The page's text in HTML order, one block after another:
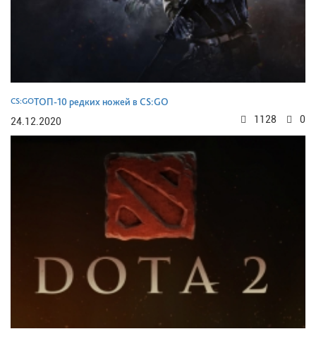
CS:GOТОП-10 редких ножей в CS:GO
24.12.2020
0
1128